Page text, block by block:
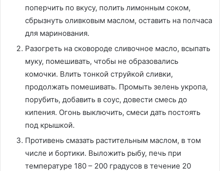
поперчить по вкусу, полить лимонным соком,
сбрызнуть оливковым маслом, оставить на полчаса
для маринования.
Разогреть на сковороде сливочное масло, всыпать
муку, помешивать, чтобы не образовались
комочки. Влить тонкой струйкой сливки,
продолжать помешивать. Промыть зелень укропа,
порубить, добавить в соус, довести смесь до
кипения. Огонь выключить, смеси дать постоять
под крышкой.
Противень смазать растительным маслом, в том
числе и бортики. Выложить рыбу, печь при
температуре 180 – 200 градусов в течение 20